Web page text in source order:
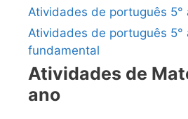
Atividades de português 5°
Atividades de português 5°
fundamental
Atividades de
ano